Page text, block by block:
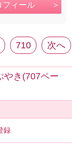
フィール
710 次へ
やき(707ペー
録